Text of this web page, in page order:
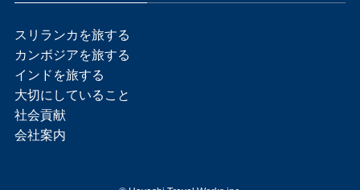
スリランカを旅する
カンボジアを旅する
インドを旅する
大切にしていること
社会貢献
会社案内